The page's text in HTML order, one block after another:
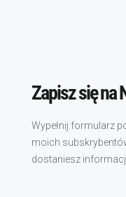
Zapisz się na
Wypełnij formularz
moich
dostaniesz